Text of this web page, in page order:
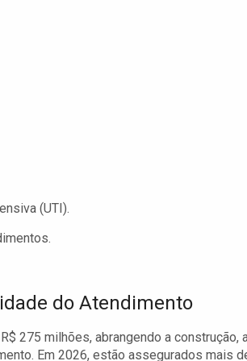
(UTI).
do Atendimento
275 milhões, abrangendo a construção,
Em 2026, estão assegurados mais